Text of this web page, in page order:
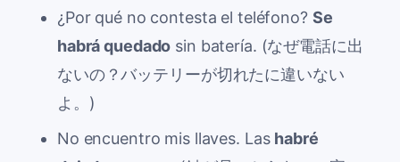
¿Por qué no contesta el teléfono? Se
habrá quedado sin batería. (なぜ電話に出
ないの？バッテリーが切れたに違いない
よ。)
No encuentro mis llaves. Las habré